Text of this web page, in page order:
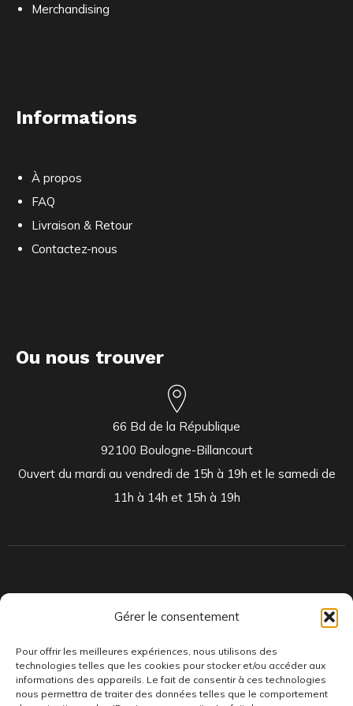
Gérer le consentement
Pour offrir les meilleures expériences, nous utilisons des
technologies telles que les cookies pour stocker et/ou accéder aux
informations des appareils. Le fait de consentir à ces technologies
nous permettra de traiter des données telles que le comportement
Merchandising
Informations
À propos
FAQ
Livraison & Retour
Contactez-nous
Ou nous trouver
66 Bd de la République
92100 Boulogne-Billancourt
Ouvert du mardi au vendredi de 15h à 19h et le samedi de
11h à 14h et 15h à 19h
toujours des pépites musicales, dont des vinyles rares et exclusifs.